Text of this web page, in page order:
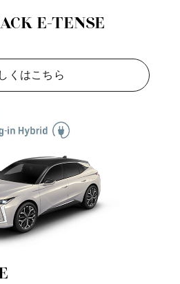
E-TENSE
くはこちら